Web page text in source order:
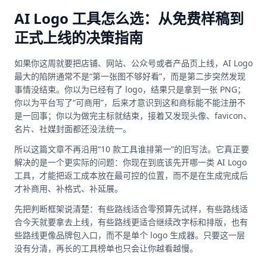
AI Logo 工具怎么选：从免费样稿到
正式上线的决策指南
如果你这周就要把店铺、网站、公众号或者产品页上线，AI Logo
最大的陷阱通常不是“第一张图不够好看”，而是第二步突然发现
事情没结束。你以为已经有了 logo，结果只是拿到一张 PNG；
你以为平台写了“可商用”，后来才意识到这和商标能不能注册不
是一回事；你以为做完主标就结束，接着又发现头像、favicon、
名片、社媒封面都还没法统一。
所以这篇文章不再沿用“10 款工具谁排第一”的旧写法。它真正要
解决的是一个更实际的问题：你现在到底该先开哪一类 AI Logo
工具，才能把返工成本放在最可控的位置，而不是在生成完成后
才补商用、补格式、补延展。
先把判断框架说清楚：有些路线适合零预算先试样，有些路线适
合今天就要拿去上线，有些路线更适合继续改字标和排版，也有
些路线更像品牌包入口，而不是单个 logo 生成器。只要这一层
没有分清，再长的工具榜单也只会让你越看越慢。